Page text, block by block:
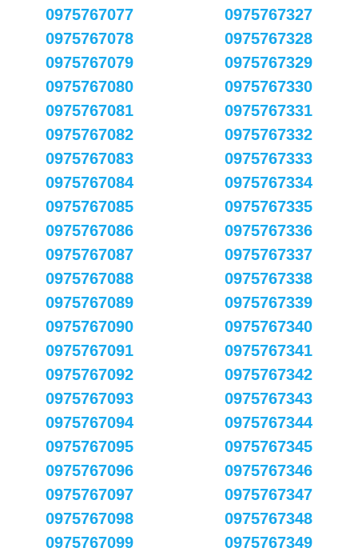
0975767077
0975767078
0975767079
0975767080
0975767081
0975767082
0975767083
0975767084
0975767085
0975767086
0975767087
0975767088
0975767089
0975767090
0975767091
0975767092
0975767093
0975767094
0975767095
0975767096
0975767097
0975767098
0975767099
0975767327
0975767328
0975767329
0975767330
0975767331
0975767332
0975767333
0975767334
0975767335
0975767336
0975767337
0975767338
0975767339
0975767340
0975767341
0975767342
0975767343
0975767344
0975767345
0975767346
0975767347
0975767348
0975767349